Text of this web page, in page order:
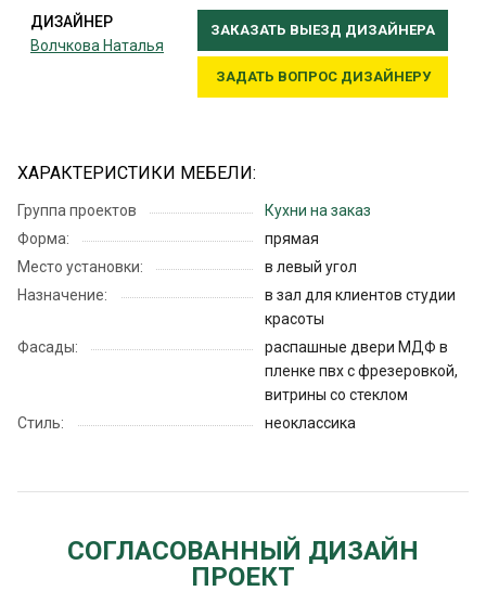
ДИЗАЙНЕР
Волчкова Наталья
ЗАКАЗАТЬ ВЫЕЗД ДИЗАЙНЕРА
ЗАДАТЬ ВОПРОС ДИЗАЙНЕРУ
ХАРАКТЕРИСТИКИ МЕБЕЛИ:
Группа проектов
Кухни на заказ
Форма:
прямая
Место установки:
в левый угол
Назначение:
в зал для клиентов студии
красоты
Фасады:
распашные двери МДФ в
пленке пвх с фрезеровкой,
витрины со стеклом
Стиль:
неоклассика
СОГЛАСОВАННЫЙ ДИЗАЙН
ПРОЕКТ